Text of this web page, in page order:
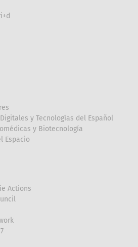
y Tecnologías del Español
y Biotecnología
Espacio
Actions